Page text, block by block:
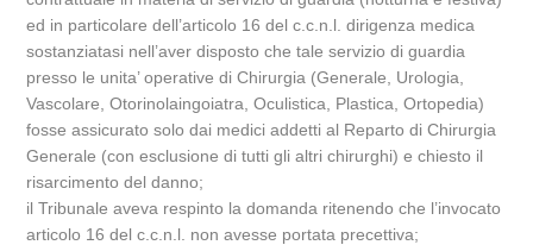
ed in particolare dell’articolo 16 del c.c.n.l. dirigenza medica
sostanziatasi nell’aver disposto che tale servizio di guardia
presso le unita’ operative di Chirurgia (Generale, Urologia,
Vascolare, Otorinolaingoiatra, Oculistica, Plastica, Ortopedia)
fosse assicurato solo dai medici addetti al Reparto di Chirurgia
Generale (con esclusione di tutti gli altri chirurghi) e chiesto il
risarcimento del danno;
il Tribunale aveva respinto la domanda ritenendo che l’invocato
articolo 16 del c.c.n.l. non avesse portata precettiva;